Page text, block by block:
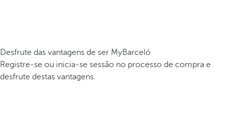
Desfrute das vantagens de ser MyBarceló
Registre-se ou inicia-se sessão no processo de compra e
desfrute destas vantagens.